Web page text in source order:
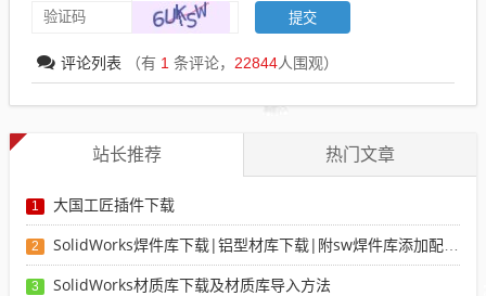
评论列表 （有 1 条评论， 22844人围观）
站长推荐 热门文章
1 大国工匠插件下载
2 SolidWorks焊件库下载|铝型材库下载|附sw焊件库添加配置使用教程
3 SolidWorks材质库下载及材质库导入方法